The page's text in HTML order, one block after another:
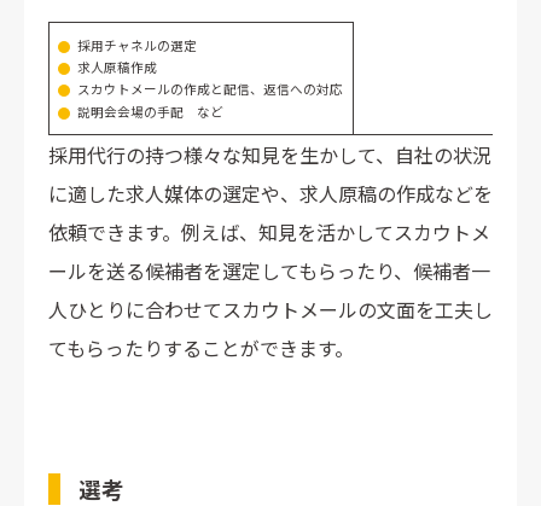
採用チャネルの選定
求人原稿作成
スカウトメールの作成と配信、返信への対応
説明会会場の手配 など
採用代行の持つ様々な知見を生かして、自社の状況
に適した求人媒体の選定や、求人原稿の作成などを
依頼できます。例えば、知見を活かしてスカウトメ
ールを送る候補者を選定してもらったり、候補者一
人ひとりに合わせてスカウトメールの文面を工夫し
てもらったりすることができます。
選考